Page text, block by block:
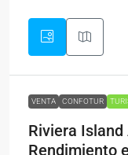
VENTA CONFOTUR
Riviera
Rendimiento